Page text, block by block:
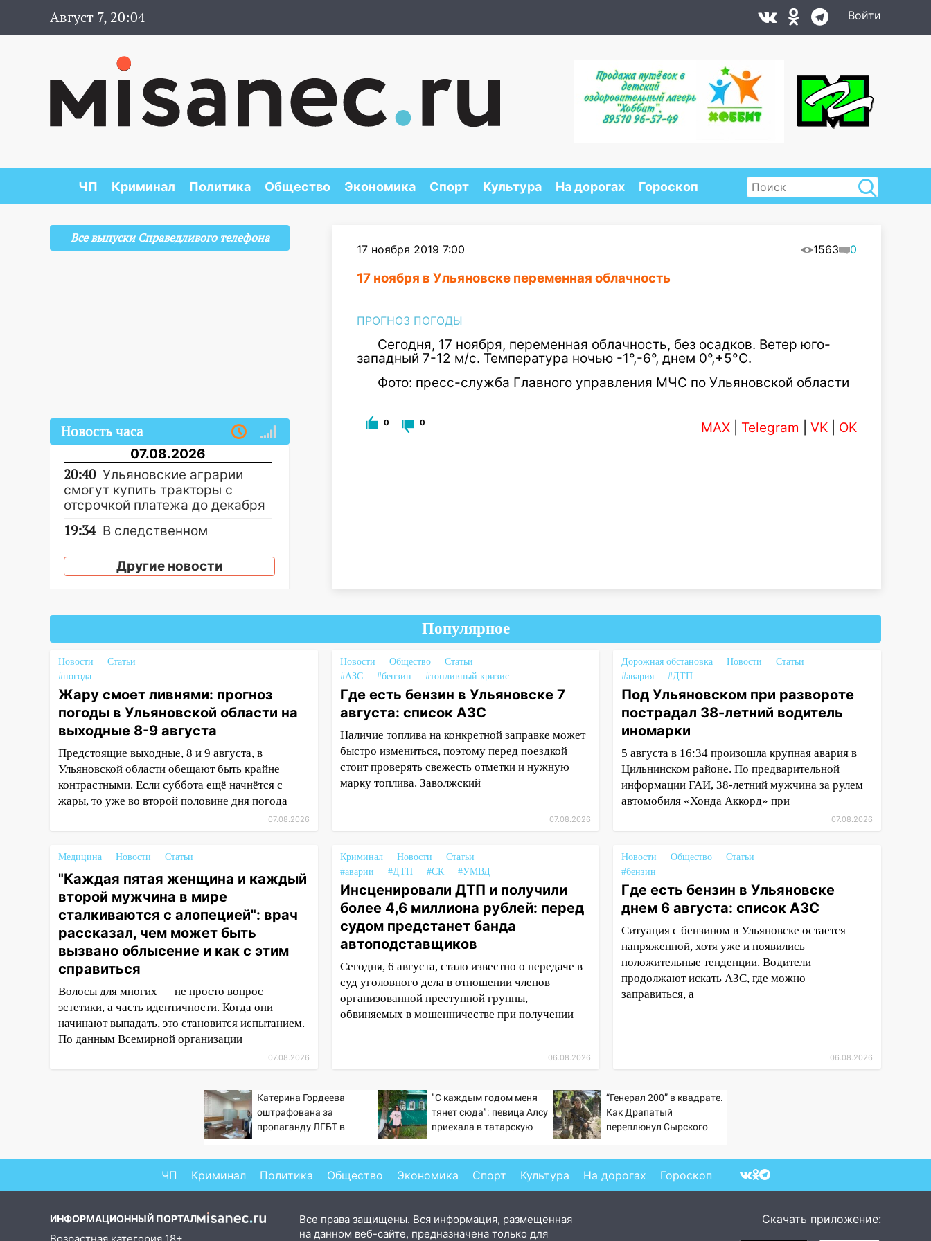
Август 7, 20:04 Войти
ЧП Криминал Политика Общество Экономика Спорт Культура На дорогах Гороскоп
17 ноября 2019 7:00 1563 0
17 ноября в Ульяновске переменная облачность
ПРОГНОЗ ПОГОДЫ
Сегодня, 17 ноября, переменная облачность, без осадков. Ветер юго-
западный 7-12 м/с. Температура ночью -1°,-6°, днем 0°,+5°С.
Фото: пресс-служба Главного управления МЧС по Ульяновской области
0 0 MAX Telegram VK OK
Все выпуски Справедливого телефона
Новость часа
07.08.2026
20:40 Ульяновские аграрии
смогут купить тракторы с
отсрочкой платежа до декабря
19:34 В следственном
торжественное мероприятие,
приуроченное к празднованию
19:30 Ульяновцев приглашают
поддержать «Симбирскую
чебурашку» на фестивале
«ФормАРТ»
18:11 Ульяновская область
стала пилотным регионом
проекта «Культурное
долголетие»
17:16 В реанимацию
Ульяновской областной
16:51
В Чердаклинском районе
ремонтируют дороги, ставят
остановки и проводят новое
освещение
16:35 В Ульяновске установили
ещё девять бункеров для
крупногабаритного мусора
16:26 В Ульяновске бесплатно
покажут матч «Волги» под
открытым небом
16:12 В Ульяновском
Ульяновцы могут
вернуть деньги за абонементы
«Рекорд-Fitness»
15:34 После вмешательства
Ульяновской области привели
в порядок детские площадки
Другие новости
Популярное
Новости
Статьи
#погода
Жару смоет ливнями: прогноз
погоды в Ульяновской области на
выходные 8-9 августа
Предстоящие выходные, 8 и 9 августа, в
Ульяновской области обещают быть крайне
контрастными. Если суббота ещё начнётся с
жары, то уже во второй половине дня погода
07.08.2026
Новости Общество
Статьи
#АЗС
#бензин #топливный кризис
Где есть бензин в Ульяновске 7
августа: список АЗС
Наличие топлива на конкретной заправке может
быстро измениться, поэтому перед поездкой
стоит проверять свежесть отметки и нужную
марку топлива. Заволжский
07.08.2026
Дорожная обстановка Новости
Статьи
#авария
#ДТП
Под Ульяновском при развороте
пострадал 38-летний водитель
иномарки
5 августа в 16:34 произошла крупная авария в
Цильнинском районе. По предварительной
информации ГАИ, 38-летний мужчина за рулем
автомобиля «Хонда Аккорд» при
07.08.2026
Медицина Новости Статьи
"Каждая пятая женщина и каждый
второй мужчина в мире
сталкиваются с алопецией": врач
рассказал, чем может быть
вызвано облысение и как с этим
справиться
Волосы для многих — не просто вопрос
эстетики, а часть идентичности. Когда они
начинают выпадать, это становится испытанием.
По данным Всемирной организации
07.08.2026
Криминал Новости
Статьи
#аварии
#ДТП #СК #УМВД
Инсценировали ДТП и получили
более 4,6 миллиона рублей: перед
судом предстанет банда
автоподставщиков
Сегодня, 6 августа, стало известно о передаче в
суд уголовного дела в отношении членов
организованной преступной группы,
обвиняемых в мошенничестве при получении
06.08.2026
Новости Общество
Статьи
#бензин
Где есть бензин в Ульяновске
днем 6 августа: список АЗС
Ситуация с бензином в Ульяновске остается
напряженной, хотя уже и появились
положительные тенденции. Водители
продолжают искать АЗС, где можно
заправиться, а
06.08.2026
Катерина Гордеева
оштрафована за
пропаганду ЛГБТ в
"С каждым годом меня
тянет сюда": певица Алсу
приехала в татарскую
Новости
“Генерал 200” в квадрате.
Как Драпатый
переплюнул Сырского
ЧП Криминал Политика Общество Экономика Спорт Культура На дорогах Гороскоп
ИНФОРМАЦИОННЫЙ ПОРТАЛ
Все права защищены. Вся информация, размещенная
на данном веб-сайте, предназначена только для
Скачать приложение: